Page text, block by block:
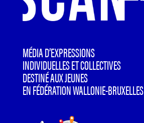
MÉDIA D’EXPRESSIONS
INDIVIDUELLES ET COLLECTIVES
DESTINÉ AUX JEUNES
EN FÉDÉRATION WALLONIE-BRUXELLES